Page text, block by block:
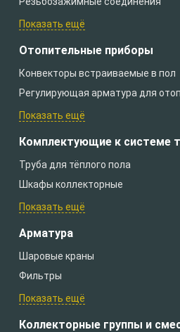
Показать ещё
Отопительные приборы
Конвекторы встраиваемые в пол
Регулирующая арматура для
Показать ещё
Комплектующие к системе
Труба для тёплого пола
Шкафы коллекторные
Показать ещё
Арматура
Шаровые краны
Фильтры
Показать ещё
Коллекторные группы и